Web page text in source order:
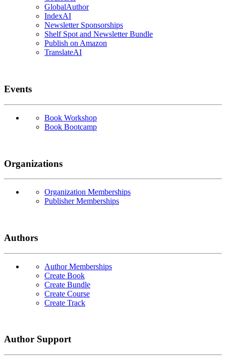
GlobalAuthor
IndexAI
Newsletter Sponsorships
Shelf Spot and Newsletter Bundle
Publish on Amazon
TranslateAI
Events
Book Workshop
Book Bootcamp
Organizations
Organization Memberships
Publisher Memberships
Authors
Author Memberships
Create Book
Create Bundle
Create Course
Create Track
Author Support